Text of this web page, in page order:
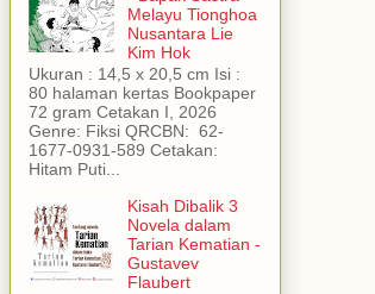
Melayu Tionghoa
Nusantara Lie
Kim Hok
Ukuran : 14,5 x 20,5 cm Isi :
80 halaman kertas Bookpaper
72 gram Cetakan I, 2026
Genre: Fiksi QRCBN: 62-
1677-0931-589 Cetakan:
Hitam Puti...
Kisah Dibalik 3
Novela dalam
Tarian Kematian -
Gustavev
Flaubert